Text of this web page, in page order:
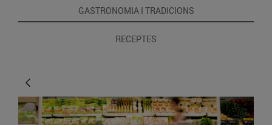
GASTRONOMIA I TRADICIONS
RECEPTES